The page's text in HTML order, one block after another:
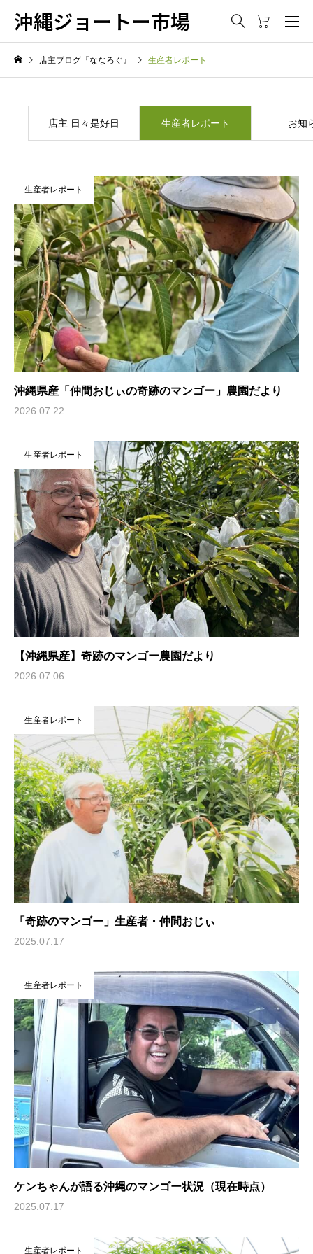
沖縄ジョートー市場
店主ブログ『ななろぐ』 生産者レポート
店主 日々是好日 生産者レポート お知
沖縄県産「仲間おじぃの奇跡のマンゴー」農園だより
2026.07.22
生産者レポート
【沖縄県産】奇跡のマンゴー農園だより
2026.07.06
生産者レポート
「奇跡のマンゴー」生産者・仲間おじぃ
2025.07.17
生産者レポート
ケンちゃんが語る沖縄のマンゴー状況（現在時点）
2025.07.17
生産者レポート
生産者レポート